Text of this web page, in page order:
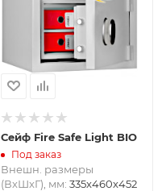
Сейф Fire Safe Light BIO
Под заказ
Внешн. размеры
(ВxШxГ), мм: 335x460x452